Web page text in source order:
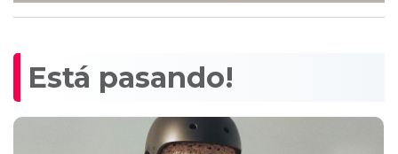
Está pasando!